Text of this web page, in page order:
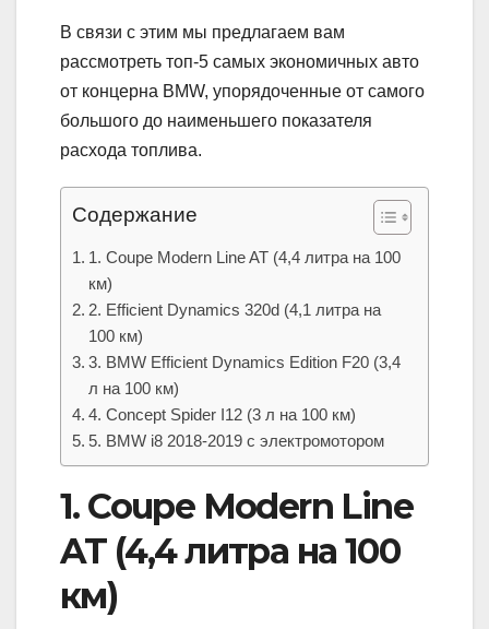
В связи с этим мы предлагаем вам
рассмотреть топ-5 самых экономичных авто
от концерна BMW, упорядоченные от самого
большого до наименьшего показателя
расхода топлива.
Содержание
1. Coupe Modern Line AT (4,4 литра на 100
км)
2. Efficient Dynamics 320d (4,1 литра на
100 км)
3. BMW Efficient Dynamics Edition F20 (3,4
л на 100 км)
4. Concept Spider I12 (3 л на 100 км)
5. BMW i8 2018-2019 с электромотором
1. Coupe Modern Line
AT (4,4 литра на 100
км)